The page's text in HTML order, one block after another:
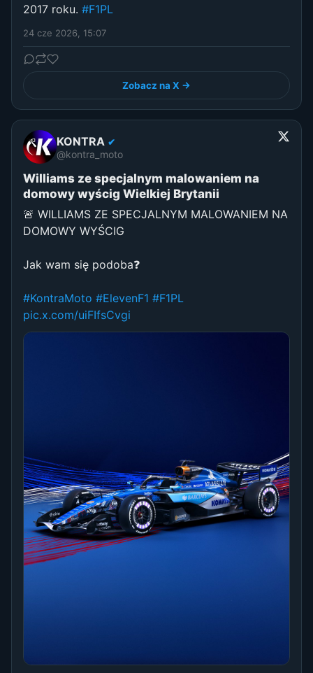
2017 roku. #F1PL
24 cze 2026, 15:07
Zobacz na X →
KONTRA ✔
@kontra_moto
Williams ze specjalnym malowaniem na
domowy wyścig Wielkiej Brytanii
🚨 WILLIAMS ZE SPECJALNYM MALOWANIEM NA
DOMOWY WYŚCIG
Jak wam się podoba❓
#KontraMoto #ElevenF1 #F1PL
pic.x.com/uiFIfsCvgi